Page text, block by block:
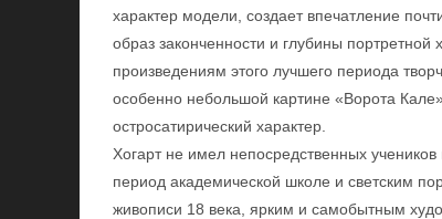
характер модели, создает впечатление
образ законченности и глубины
произведениям этого лучшего периода
особенно небольшой картине «Ворота
остросатирический характер.
Хогарт не имел непосредственных
период академической школе и светским
живописи 18 века, ярким и самобытным